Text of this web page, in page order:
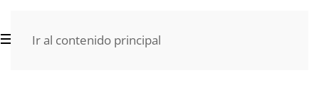
Ir al contenido principal